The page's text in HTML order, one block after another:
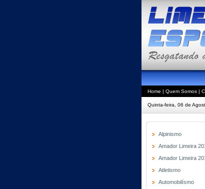
Home | Quem Somos |
Quinta-feira, 06 de
Alpinismo
Amador Limeira
Amador Limeira
Atletismo
Automobilísmo